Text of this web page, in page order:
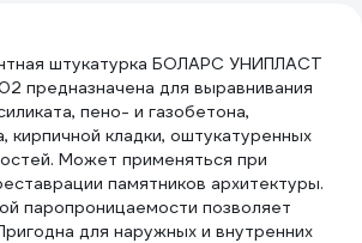
штукатурка БОЛАРС УНИПЛАСТ
предназначена для выравнивания
пено- и газобетона,
кирпичной кладки, оштукатуренных
Может применяться при
памятников архитектуры.
паропроницаемости позволяет
для наружных и внутренних